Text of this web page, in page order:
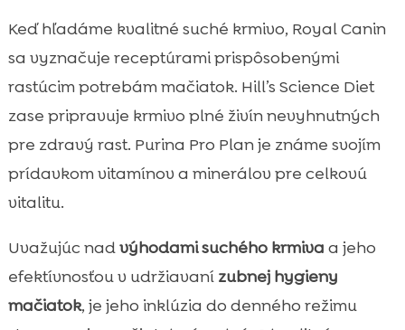
Keď hľadáme kvalitné suché krmivo, Royal Canin
sa vyznačuje receptúrami prispôsobenými
rastúcim potrebám mačiatok. Hill’s Science Diet
zase pripravuje krmivo plné živín nevyhnutných
pre zdravý rast. Purina Pro Plan je známe svojím
prídavkom vitamínov a minerálov pre celkovú
vitalitu.
Uvažujúc nadvýhodami suchého krmiva a jeho
efektívnosťou v udržiavaní zubnej hygieny
mačiatok, je jeho inklúzia do denného režimu